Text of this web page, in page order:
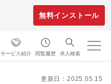
無料インストール
サービス紹介 閲覧履歴 求人検索
更新日：2025.05.15